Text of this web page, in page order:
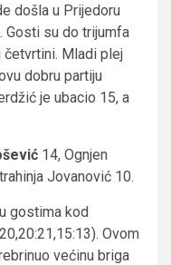
došla u Prijedoru
Gosti su do trijumfa
Mladi plej
dobru partiju
je ubacio 15, a
14, Ognjen
Jovanović 10.
gostima kod
Ovom
većinu briga